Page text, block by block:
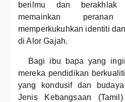
berilmu dan
memainkan
memperkukuhkan identiti
di Alor Gajah.
Bagi ibu bapa yang
mereka pendidikan
yang kondusif dan
Jenis Kebangsaan